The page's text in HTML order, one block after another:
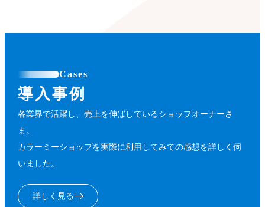
Cases
導入事例
各業界で活躍し、売上を伸ばしているショップオーナーさ
ま。
カラーミーショップを実際に利用してみての感想を詳しく伺
いました。
詳しく見る